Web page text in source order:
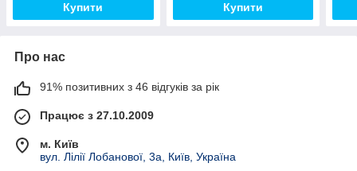
Купити Купити
Про нас
91% позитивних з 46 відгуків за рік
Працює з 27.10.2009
м. Київ
вул. Лілії Лобанової, 3а, Київ, Україна